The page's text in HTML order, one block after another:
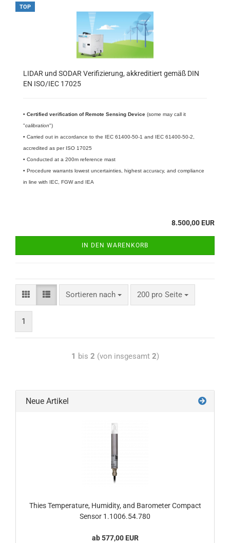
TOP
LIDAR und SODAR Verifizierung, akkreditiert gemäß DIN
EN ISO/IEC 17025
• Certified verification of Remote Sensing Device (some may call it
"calibration")
• Carried out in accordance to the IEC 61400-50-1 and IEC 61400-50-2,
accredited as per ISO 17025
• Conducted at a 200m reference mast
• Procedure warrants lowest uncertainties, highest accuracy, and compliance
in line with IEC, FGW and IEA
8.500,00 EUR
IN DEN WARENKORB
Sortieren nach 200 pro Seite
1
1 bis 2 (von insgesamt 2)
Neue Artikel
Thies Temperature, Humidity, and Barometer Compact
Sensor 1.1006.54.780
ab 577,00 EUR